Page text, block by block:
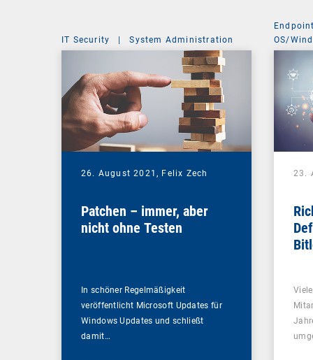
IT Security System Administration
26. August 2021, Felix Zech
Patchen – immer, aber
nicht ohne Testen
In schöner Regelmäßigkeit
veröffentlicht Microsoft Updates für
Windows Updates und schließt
damit…
OS/
23.